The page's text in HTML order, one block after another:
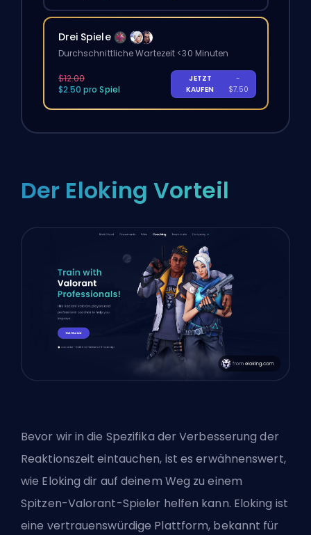
Drei Spiele
Durchschnittliche Wartezeit <30 Minuten
$12.00
$2.50 pro Spiel
JETZT
KAUFEN
-
$7.50
Der Eloking Vorteil
Bevor wir in die Spezifika der Verbesserung der
Reaktionszeit eintauchen, ist es erwähnenswert,
wie Eloking dir auf deinem Weg zu einem
Spitzen-Valorant-Spieler helfen kann. Eloking ist
eine vertrauenswürdige Plattform, bekannt für